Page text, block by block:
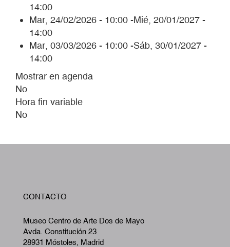
14:00
Mar, 24/02/2026 - 10:00 -Mié, 20/01/2027 -
14:00
Mar, 03/03/2026 - 10:00 -Sáb, 30/01/2027 -
14:00
Mostrar en agenda
No
Hora fin variable
No
CONTACTO
Museo Centro de Arte Dos de Mayo
Avda. Constitución 23
28931 Móstoles, Madrid